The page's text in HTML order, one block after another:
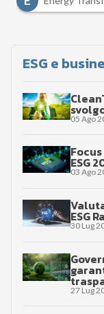
ESG e
05 Ago
ESG
03 Ago
ESG
30 Lug
27 Lug